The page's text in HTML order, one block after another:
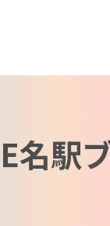
名駅